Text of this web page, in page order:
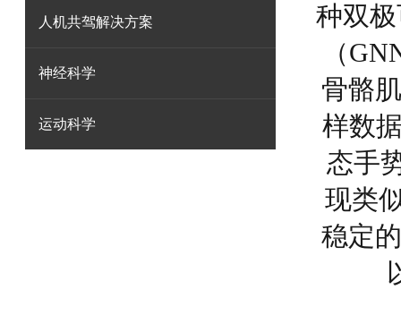
人机共驾解决方案
神经科学
运动科学
种双
（
骨骼
样数
态手
现类
稳定